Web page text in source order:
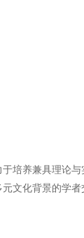
培养兼具理论
文化背景的学